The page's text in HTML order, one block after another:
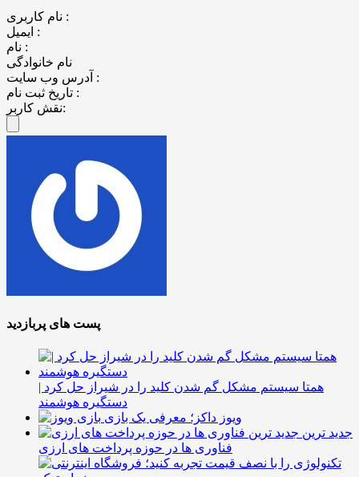
نام کاربری :
ایمیل :
نام :
نام خانوادگی
آدرس وب سایت :
تاریخ ثبت نام :
نقش کاربر:
پست های پربازدید
همتا سیستم مشکل گم شدن کلید را در شیراز حل کرد |
دستگیره هوشمند
ویوز داکز؛ معرفی یک بازی
جدید ترین
فناوری ها در حوزه پرداخت های ارزی